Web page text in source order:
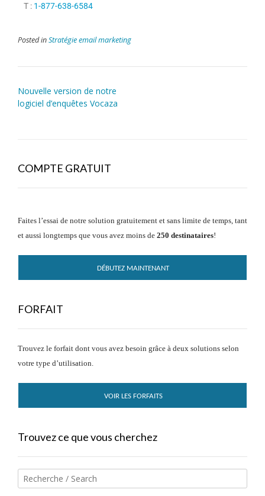
T : 1-877-638-6584
Posted inStratégie email marketing
Nouvelle version de notre
logiciel d’enquêtes Vocaza
COMPTE GRATUIT
Faites l’essai de notre solution gratuitement et sans limite de temps, tant
et aussi longtemps que vous avez moins de 250 destinataires!
DÉBUTEZ MAINTENANT
FORFAIT
Trouvez le forfait dont vous avez besoin grâce à deux solutions selon
votre type d’utilisation.
VOIR LES FORFAITS
Trouvez ce que vous cherchez